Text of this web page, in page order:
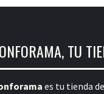
TU
es tu tienda de